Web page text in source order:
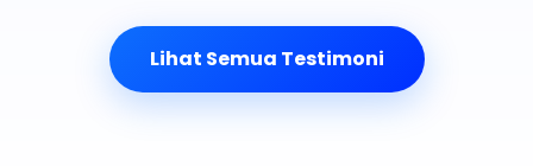
Lihat Semua Testimoni